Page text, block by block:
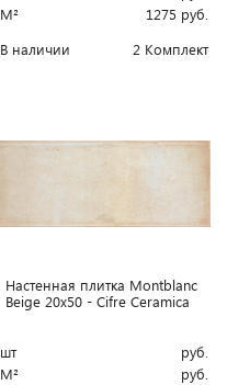
М²
1275 руб.
В наличии
2 Комплект
Настенная плитка Montblanc
Beige 20x50 - Cifre Ceramica
шт
руб.
М²
руб.